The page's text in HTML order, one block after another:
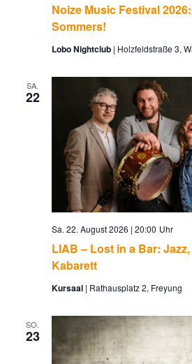
Noize Music Festival
Sommers!
Lobo Nightclub Holzfeldstraße 3,
SA.
22
LIAB – Lost in a Bar:
Kabarett
Sa. 22. August 2026 | 20:00
Kursaal Rathausplatz 2, Freyung
SO.
23